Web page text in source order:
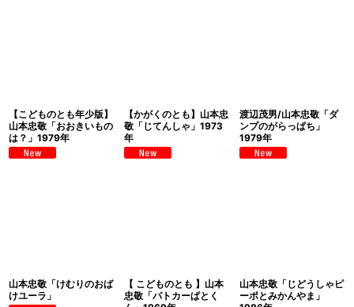
【こどものとも年少版】
山本忠敬「おおきいもの
は？」1979年
【かがくのとも】山本忠
敬「じてんしゃ」1973
年
渡辺茂男/山本忠敬「ダ
ンプのがらっぱち」
1979年
山本忠敬「けむりのおば
けユーラ」
【 こどものとも 】山本
忠敬「パトカーぱとく
山本忠敬「じどうしゃピ
ーポとみかんやま」